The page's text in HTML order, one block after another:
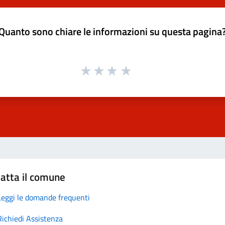
sono chiare le informazioni su questa
il comune
le domande frequenti
Assistenza